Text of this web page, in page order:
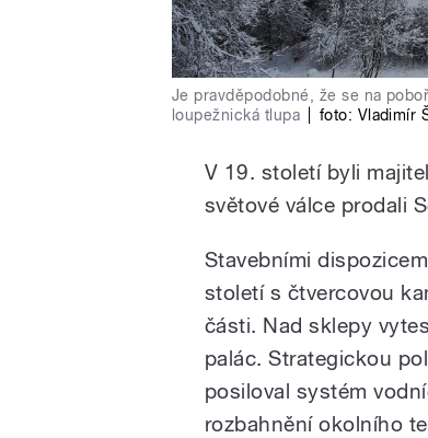
Je pravděpodobné, že se na
loupežnická tlupa
foto: Vladimír
V 19. století byli
světové válce prodali
Stavebními
století s čtvercovou
části. Nad sklepy
palác. Strategickou
posiloval systém
rozbahnění okolního